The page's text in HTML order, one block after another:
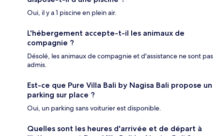
Oui, il y a 1 piscine en plein air.
L'hébergement accepte-t-il les animaux de
compagnie ?
Désolé, les animaux de compagnie et d'assistance ne sont pas
admis.
Est-ce que Pure Villa Bali by Nagisa Bali propose un
parking sur place ?
Oui, un parking sans voiturier est disponible.
Quelles sont les heures d'arrivée et de départ à